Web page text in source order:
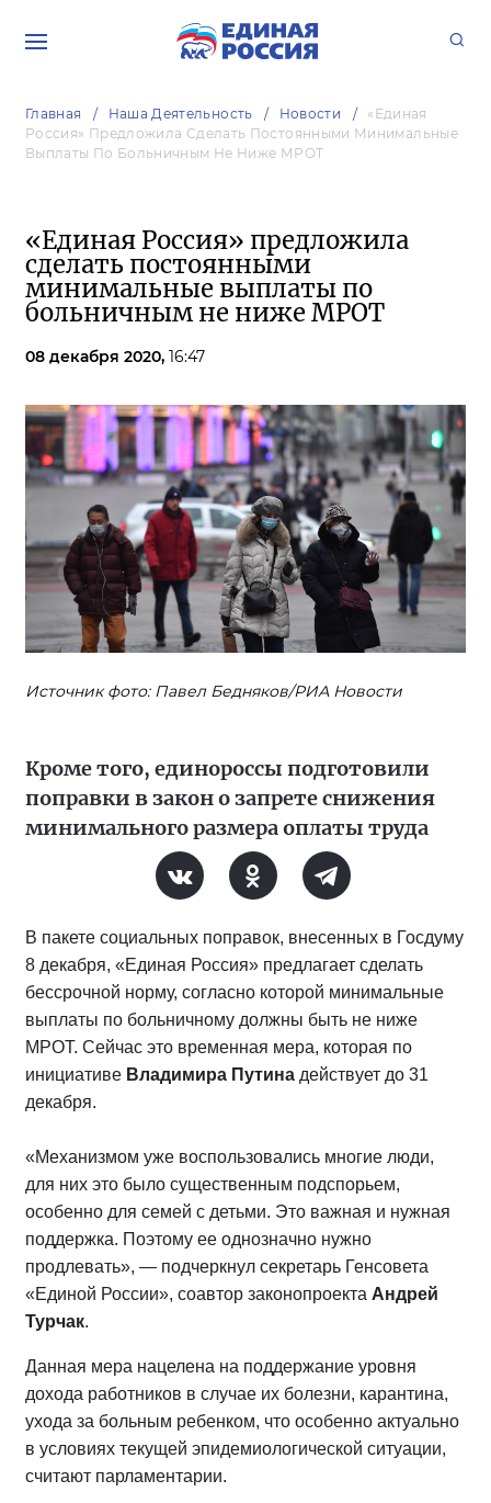
Главная Наша Деятельность Новости
«Единая
Россия» Предложила Сделать Постоянными Минимальные
Выплаты По Больничным Не Ниже МРОТ
«Единая Россия» предложила
сделать постоянными
минимальные выплаты по
больничным не ниже МРОТ
08 декабря 2020, 16:47
Источник фото: Павел Бедняков/РИА Новости
Кроме того, единороссы подготовили
поправки в закон о запрете снижения
минимального размера оплаты труда
В пакете социальных поправок, внесенных в Госдуму
8 декабря, «Единая Россия» предлагает сделать
бессрочной норму, согласно которой минимальные
выплаты по больничному должны быть не ниже
МРОТ. Сейчас это временная мера, которая по
инициативе Владимира Путина действует до 31
декабря.
«Механизмом уже воспользовались многие люди,
для них это было существенным подспорьем,
особенно для семей с детьми. Это важная и нужная
поддержка. Поэтому ее однозначно нужно
продлевать», — подчеркнул секретарь Генсовета
«Единой России», соавтор законопроекта Андрей
Турчак.
Данная мера нацелена на поддержание уровня
дохода работников в случае их болезни, карантина,
ухода за больным ребенком, что особенно актуально
в условиях текущей эпидемиологической ситуации,
считают парламентарии.